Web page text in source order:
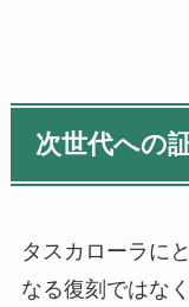
次世代への
タスカローラに
なる復刻ではな